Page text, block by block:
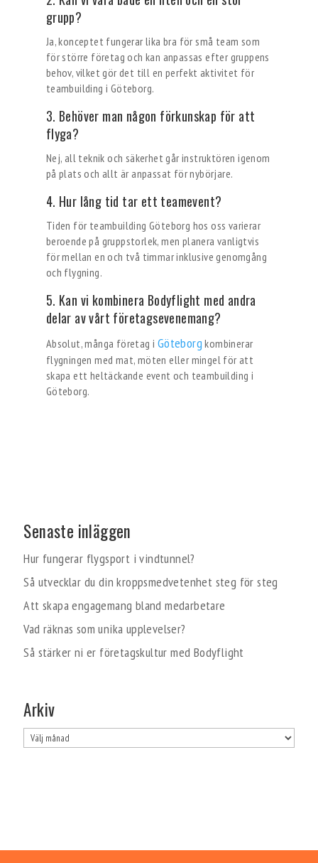
grupp?
Ja, konceptet fungerar lika bra för små team som
för större företag och kan anpassas efter gruppens
behov, vilket gör det till en perfekt aktivitet för
teambuilding i Göteborg.
3. Behöver man någon förkunskap för att
flyga?
Nej, all teknik och säkerhet går instruktören igenom
på plats och allt är anpassat för nybörjare.
4. Hur lång tid tar ett teamevent?
Tiden för teambuilding Göteborg hos oss varierar
beroende på gruppstorlek, men planera vanligtvis
för mellan en och två timmar inklusive genomgång
och flygning.
5. Kan vi kombinera Bodyflight med andra
delar av vårt företagsevenemang?
Absolut, många företag i Göteborg kombinerar
flygningen med mat, möten eller mingel för att
skapa ett heltäckande event och teambuilding i
Göteborg.
Senaste inläggen
Hur fungerar flygsport i vindtunnel?
Så utvecklar du din kroppsmedvetenhet steg för steg
Att skapa engagemang bland medarbetare
Vad räknas som unika upplevelser?
Så stärker ni er företagskultur med Bodyflight
Arkiv
Arkiv